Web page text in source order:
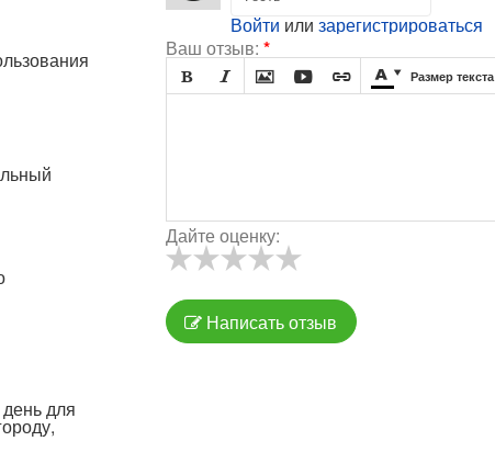
для
Войти или зарегистрироваться
Ваш отзыв: *
       Размер текста
Дайте оценку:
Написать отзыв